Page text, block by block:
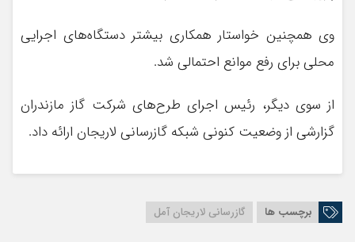
وی همچنین خواستار همکاری بیشتر دستگاه‌های اجرایی
محلی برای رفع موانع احتمالی شد.
از سوی دیگر، رئیس اجرای طرح‌های شرکت گاز مازندران
گزارشی از وضعیت کنونی شبکه گازرسانی لاریجان ارائه داد.
برچسب ها گازرسانی لاریجان آمل